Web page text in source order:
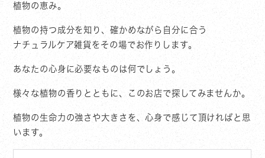
植物の恵み。
植物の持つ成分を知り、確かめながら自分に合う
ナチュラルケア雑貨をその場でお作りします。
あなたの心身に必要なものは何でしょう。
様々な植物の香りとともに、このお店で探してみませんか。
植物の生命力の強さや大きさを、心身で感じて頂ければと思
います。